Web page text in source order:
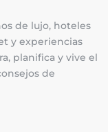
de lujo, hoteles
y experiencias
planifica y vive el
de